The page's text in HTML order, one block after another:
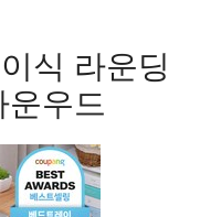
식 라운딩
우드